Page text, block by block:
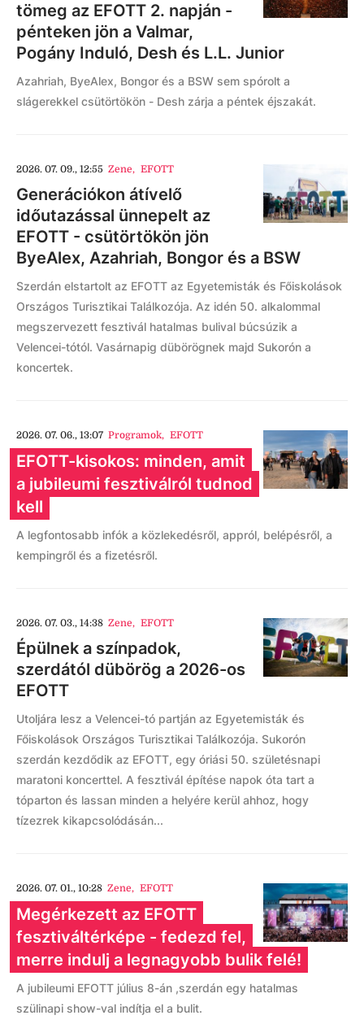
tömeg az EFOTT 2. napján -
pénteken jön a Valmar,
Pogány Induló, Desh és L.L. Junior
Azahriah, ByeAlex, Bongor és a BSW sem spórolt a
slágerekkel csütörtökön - Desh zárja a péntek éjszakát.
2026. 07. 09., 12:55 Zene, EFOTT
Generációkon átívelő
időutazással ünnepelt az
EFOTT - csütörtökön jön
ByeAlex, Azahriah, Bongor és a BSW
Szerdán elstartolt az EFOTT az Egyetemisták és Főiskolások
Országos Turisztikai Találkozója. Az idén 50. alkalommal
megszervezett fesztivál hatalmas bulival búcsúzik a
Velencei-tótól. Vasárnapig dübörögnek majd Sukorón a
koncertek.
2026. 07. 06., 13:07 Programok, EFOTT
EFOTT-kisokos: minden, amit
a jubileumi fesztiválról tudnod
kell
A legfontosabb infók a közlekedésről, appról, belépésről, a
kempingről és a fizetésről.
2026. 07. 03., 14:38 Zene, EFOTT
Épülnek a színpadok,
szerdától dübörög a 2026-os
EFOTT
Utoljára lesz a Velencei-tó partján az Egyetemisták és
Főiskolások Országos Turisztikai Találkozója. Sukorón
szerdán kezdődik az EFOTT, egy óriási 50. születésnapi
maratoni koncerttel. A fesztivál építése napok óta tart a
tóparton és lassan minden a helyére kerül ahhoz, hogy
tízezrek kikapcsolódásán...
2026. 07. 01., 10:28 Zene, EFOTT
Megérkezett az EFOTT
fesztiváltérképe - fedezd fel,
merre indulj a legnagyobb bulik felé!
A jubileumi EFOTT július 8-án ,szerdán egy hatalmas
szülinapi show-val indítja el a bulit.